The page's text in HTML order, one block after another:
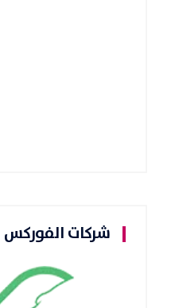
شركات الفوركس